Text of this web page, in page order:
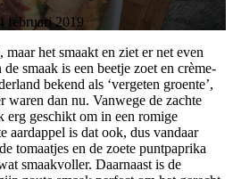
februari 2019
het smaakt en ziet er net even
smaak is een beetje zoet en crème-
bekend als ‘vergeten groente’,
waren dan nu. Vanwege de zachte
erg geschikt om in een romige
aardappel is dat ook, dus vandaar
tomaatjes en de zoete puntpaprika
smaakvoller. Daarnaast is de